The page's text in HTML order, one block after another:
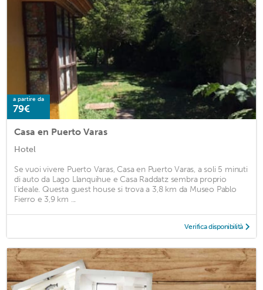
a partire da
79€
Casa en Puerto Varas
Hotel
Se vuoi vivere Puerto Varas, Casa en Puerto Varas, a soli 5 minuti
di auto da Lago Llanquihue e Casa Raddatz sembra proprio
l'ideale. Questa guest house si trova a 3,8 km da Museo Pablo
Fierro e 3,9 km ...
Verifica disponibilità